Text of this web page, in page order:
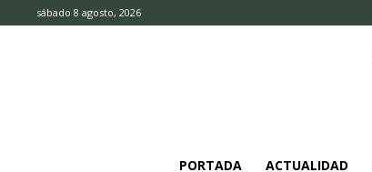
sábado 8 agosto, 2026
PORTADA ACTUALIDAD